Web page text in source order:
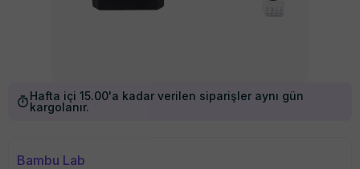
Hafta içi 15.00'a kadar verilen siparişler aynı gün
kargolanır.
Bambu Lab